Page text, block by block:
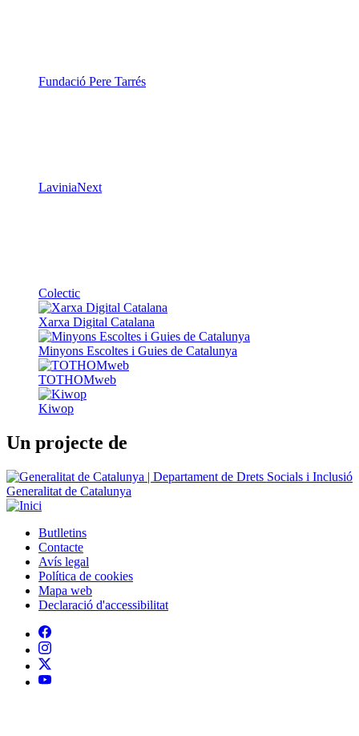
Fundació Pere Tarrés
LaviniaNext
Colectic
Xarxa Digital Catalana
Minyons Escoltes i Guies de Catalunya
TOTHOMweb
Kiwop
Un projecte de
Generalitat de Catalunya
Peu
Butlletins
Contacte
Avís legal
Política de cookies
Mapa web
Declaració d'accessibilitat